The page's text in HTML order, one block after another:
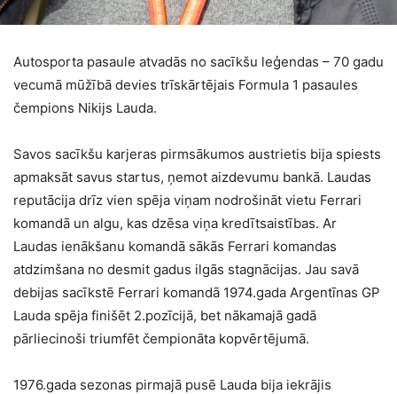
Autosporta pasaule atvadās no sacīkšu leģendas – 70 gadu
vecumā mūžībā devies trīskārtējais Formula 1 pasaules
čempions Nikijs Lauda.
Savos sacīkšu karjeras pirmsākumos austrietis bija spiests
apmaksāt savus startus, ņemot aizdevumu bankā. Laudas
reputācija drīz vien spēja viņam nodrošināt vietu Ferrari
komandā un algu, kas dzēsa viņa kredītsaistības. Ar
Laudas ienākšanu komandā sākās Ferrari komandas
atdzimšana no desmit gadus ilgās stagnācijas. Jau savā
debijas sacīkstē Ferrari komandā 1974.gada Argentīnas GP
Lauda spēja finišēt 2.pozīcijā, bet nākamajā gadā
pārliecinoši triumfēt čempionāta kopvērtējumā.
1976.gada sezonas pirmajā pusē Lauda bija iekrājis